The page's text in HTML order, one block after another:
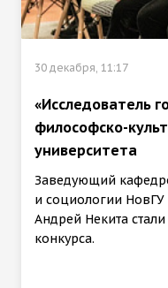
30 декабря, 11:17
«Исследователь
философско-
университета
Заведующий
и социологии
Андрей Некита
конкурса.